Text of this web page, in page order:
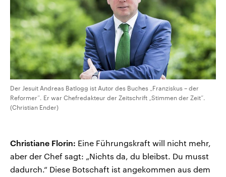
Der Jesuit Andreas Batlogg ist Autor des Buches „Franziskus – der
Reformer“. Er war Chefredakteur der Zeitschrift „Stimmen der Zeit“.
(Christian Ender)
Christiane Florin: Eine Führungskraft will nicht mehr,
aber der Chef sagt: „Nichts da, du bleibst. Du musst
dadurch.“ Diese Botschaft ist angekommen aus dem